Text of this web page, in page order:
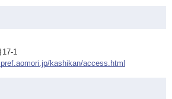
17-1
kashikan/access.html